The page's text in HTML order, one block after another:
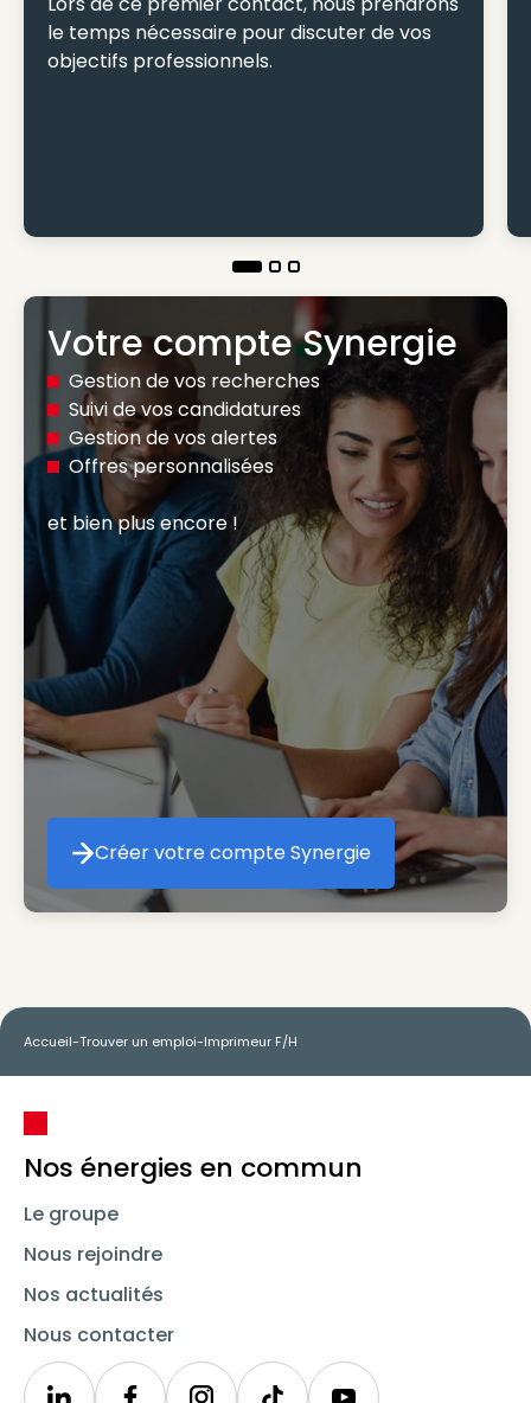
le temps nécessaire pour discuter de vos
objectifs professionnels.
Votre compte Synergie
Gestion de vos recherches
Suivi de vos candidatures
Gestion de vos alertes
Offres personnalisées
et bien plus encore !
Créer votre compte Synergie
Créer votre compte Synergie
Accueil-Trouver un emploi-Imprimeur F/H
Nos énergies en commun
Le groupe
Nous rejoindre
Nos actualités
Nous contacter